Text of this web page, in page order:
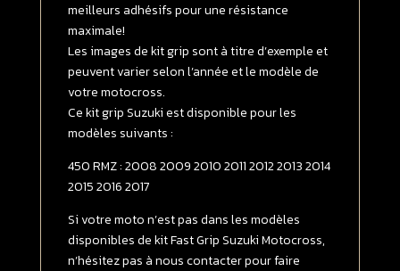
FULL
GRIP
Transparent
meilleurs adhésifs pour une résistance
maximale!
Les images de kit grip sont à titre d’exemple et
peuvent varier selon l’année et le modèle de
votre motocross.
Ce kit grip Suzuki est disponible pour les
modèles suivants :
450 RMZ : 2008 2009 2010 2011 2012 2013 2014
2015 2016 2017
Si votre moto n’est pas dans les modèles
disponibles de kit Fast Grip Suzuki Motocross,
n’hésitez pas à nous contacter pour faire